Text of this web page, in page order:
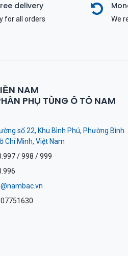
delivery
for all orders We
NAM
PHỤ TÙNG Ô TÔ NAM
số 22, Khu Bình Phú, Phường Bình
Chí Minh, Việt Nam
/ 998 / 999